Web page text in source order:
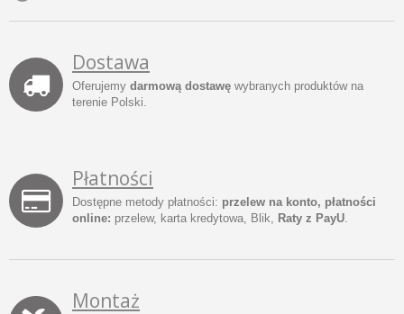
Dostawa
Oferujemy darmową dostawę wybranych produktów na
terenie Polski.
Płatności
Dostępne metody płatności: przelew na konto, płatności
online: przelew, karta kredytowa, Blik, Raty z PayU
Montaż